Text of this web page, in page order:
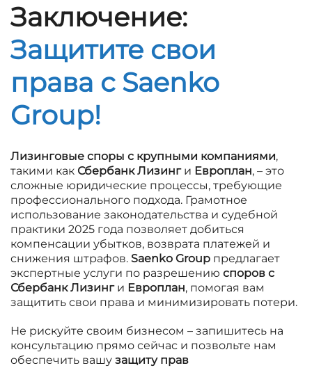
Заключение:
Защитите свои
права с Saenko
Group!
Лизинговые споры с крупными компаниями,
такими как Сбербанк Лизинги Европлан, – это
сложные юридические процессы, требующие
профессионального подхода. Грамотное
использование законодательства и судебной
практики 2025 года позволяет добиться
компенсации убытков, возврата платежей и
снижения штрафов. Saenko Group предлагает
экспертные услуги по разрешению споров с
Сбербанк Лизинги Европлан, помогая вам
защитить свои права и минимизировать потери.
Не рискуйте своим бизнесом – запишитесь на
консультацию прямо сейчас и позвольте нам
обеспечить вашу защиту прав